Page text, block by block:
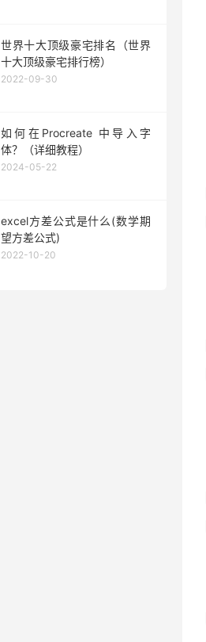
世界十大顶级豪宅排名（世界
十大顶级豪宅排行榜）
2022-09-30
如何在Procreate 中导入字
体？（详细教程）
2024-05-22
excel方差公式是什么(数学期
望方差公式)
2022-10-20